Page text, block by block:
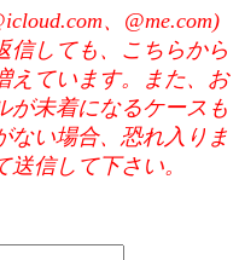
、@me.com)
信しても、こちらから
えています。また、お
が未着になるケースも
ない場合、恐れ入りま
信して下さい。